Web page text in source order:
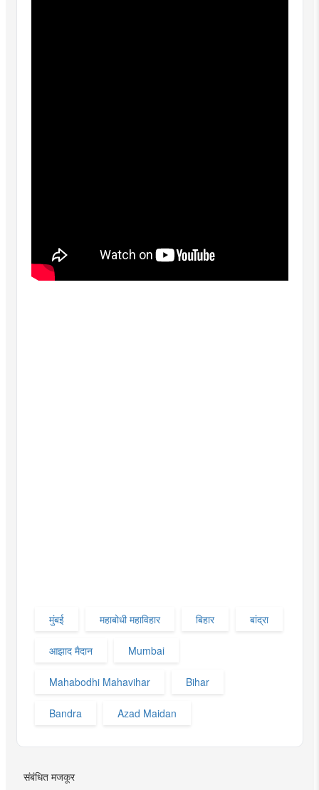
मुंबई महाबोधी महाविहार बिहार बांद्रा
आझाद मैदान Mumbai
Mahabodhi Mahavihar Bihar
Bandra Azad Maidan
संबंधित मजकूर